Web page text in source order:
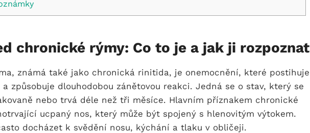
chronické rýmy: Co to je a jak ji rozpoznat
známá také jako chronická rinitida, je onemocnění, které postihuje
způsobuje dlouhodobou zánětovou reakci. Jedná se o stav, který se
nebo trvá déle než tři měsíce. Hlavním příznakem chronické
ucpaný nos, který může být spojený s hlenovitým výtokem.
docházet k svědění nosu, kýchání a tlaku v obličeji.